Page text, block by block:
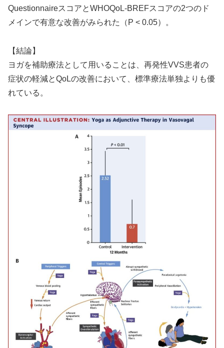
QuestionnaireスコアとWHOQoL-BREFスコアの2つのド
メインで有意な改善がみられた（P < 0.05）。
【結論】
ヨガを補助療法として用いることは、再発性VVS患者の
症状の軽減とQoLの改善において、標準療法単独よりも優
れている。